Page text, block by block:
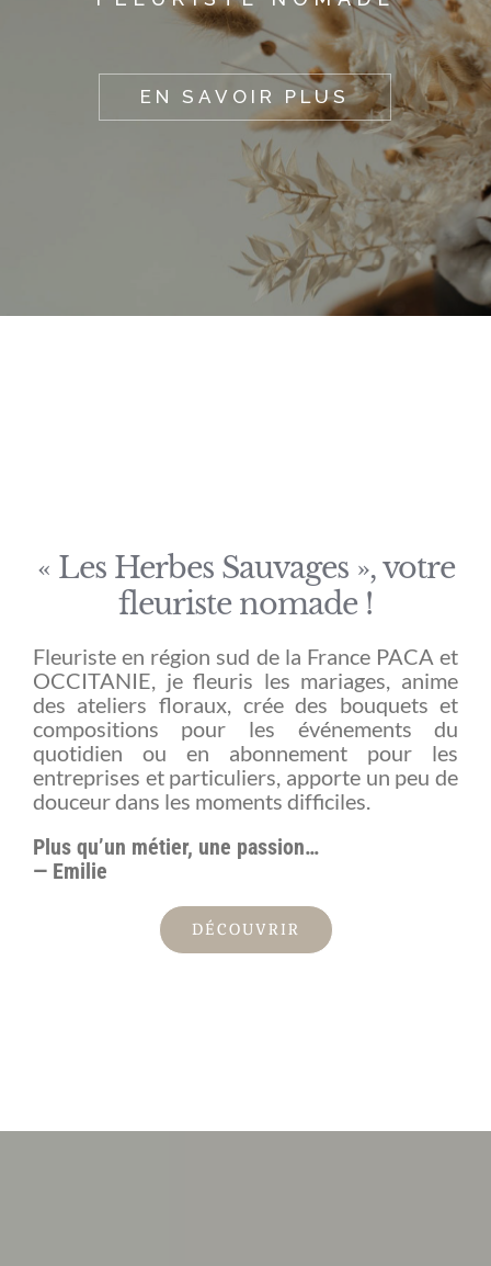
EN SAVOIR PLUS
« Les Herbes Sauvages », votre
fleuriste nomade !
Fleuriste en région sud de la France PACA et
OCCITANIE, je fleuris les mariages, anime
des ateliers floraux, crée des bouquets et
compositions pour les événements du
quotidien ou en abonnement pour les
entreprises et particuliers, apporte un peu de
douceur dans les moments difficiles.
Plus qu’un métier, une passion…
— Emilie
DÉCOUVRIR